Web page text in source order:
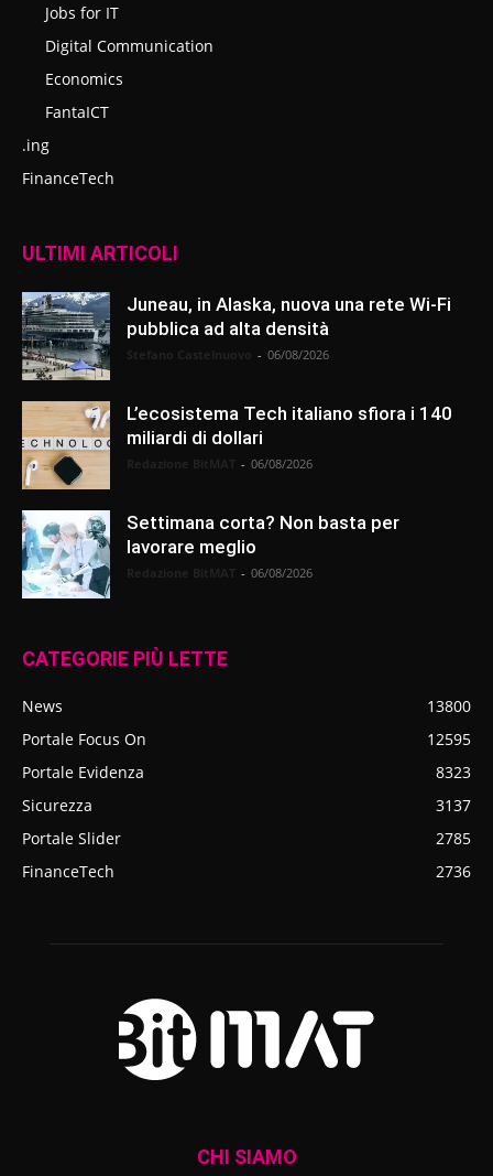
Jobs for IT
Digital Communication
Economics
FantaICT
.ing
FinanceTech
ULTIMI ARTICOLI
Juneau, in Alaska, nuova una rete Wi-Fi
pubblica ad alta densità
- 06/08/2026
L’ecosistema Tech italiano sfiora i 140
miliardi di dollari
- 06/08/2026
Settimana corta? Non basta per
lavorare meglio
- 06/08/2026
CATEGORIE PIÙ LETTE
News
13800
Portale Focus On
12595
Portale Evidenza
8323
Sicurezza
3137
Portale Slider
2785
FinanceTech
2736
CHI SIAMO